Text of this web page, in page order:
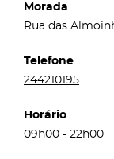
Morada
Rua das
Telefone
244210195
Horário
09h00 - 22h00